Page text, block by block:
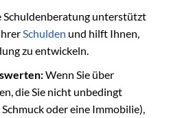
Schuldenberatung unterstützt
Schulden und hilft Ihnen,
zu entwickeln.
Wenn Sie über
die Sie nicht unbedingt
oder eine Immobilie),